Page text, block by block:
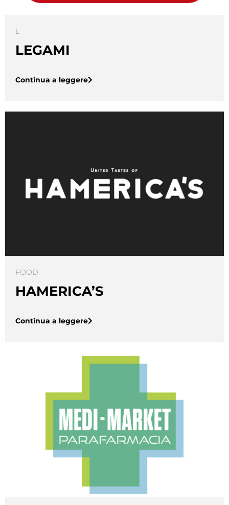
L
LEGAMI
Continua a leggere
FOOD
HAMERICA’S
Continua a leggere